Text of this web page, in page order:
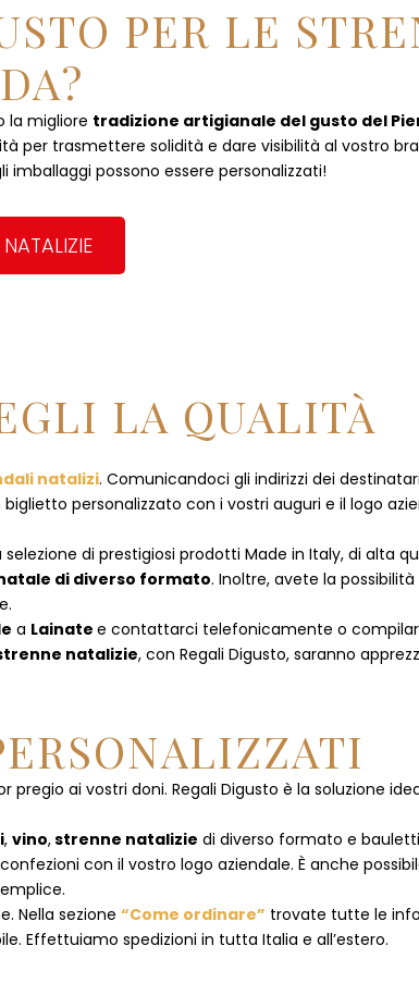
PER LE
la migliore tradizione artigianale del gusto del
per trasmettere solidità e dare visibilità al vostro
possono essere personalizzati!
LA QUALITÀ
natalizi. Comunicandoci gli indirizzi dei
personalizzato con i vostri auguri e il logo
di prestigiosi prodotti Made in Italy, di alta
di diverso formato. Inoltre, avete la
a Lainate e contattarci telefonicamente o c
natalizie, con Regali Digusto, saranno
ai vostri doni. Regali Digusto è la soluzione
, vino,strenne natalizie di diverso formato e
con il vostro logo aziendale. È anche
Nella sezione “Come ordinare” trovate tutte le
Effettuiamo spedizioni in tutta Italia e all’estero.